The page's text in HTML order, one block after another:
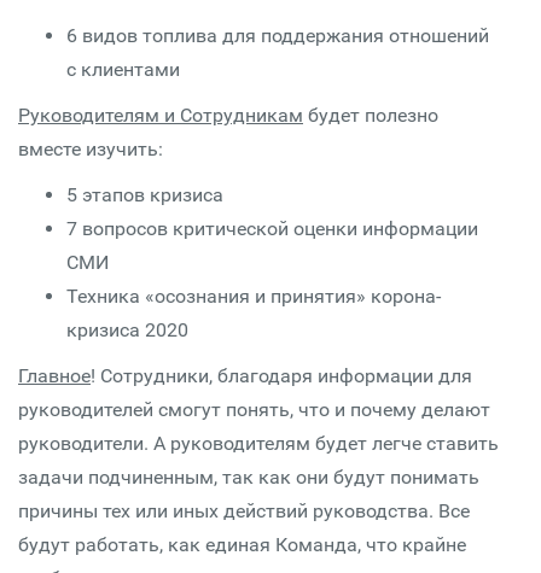
6 видов топлива для поддержания отношений
с клиентами
Руководителям и Сотрудникам будет полезно
вместе изучить:
5 этапов кризиса
7 вопросов критической оценки информации
СМИ
Техника «осознания и принятия» корона-
кризиса 2020
Главное! Сотрудники, благодаря информации для
руководителей смогут понять, что и почему делают
руководители. А руководителям будет легче ставить
задачи подчиненным, так как они будут понимать
причины тех или иных действий руководства. Все
будут работать, как единая Команда, что крайне